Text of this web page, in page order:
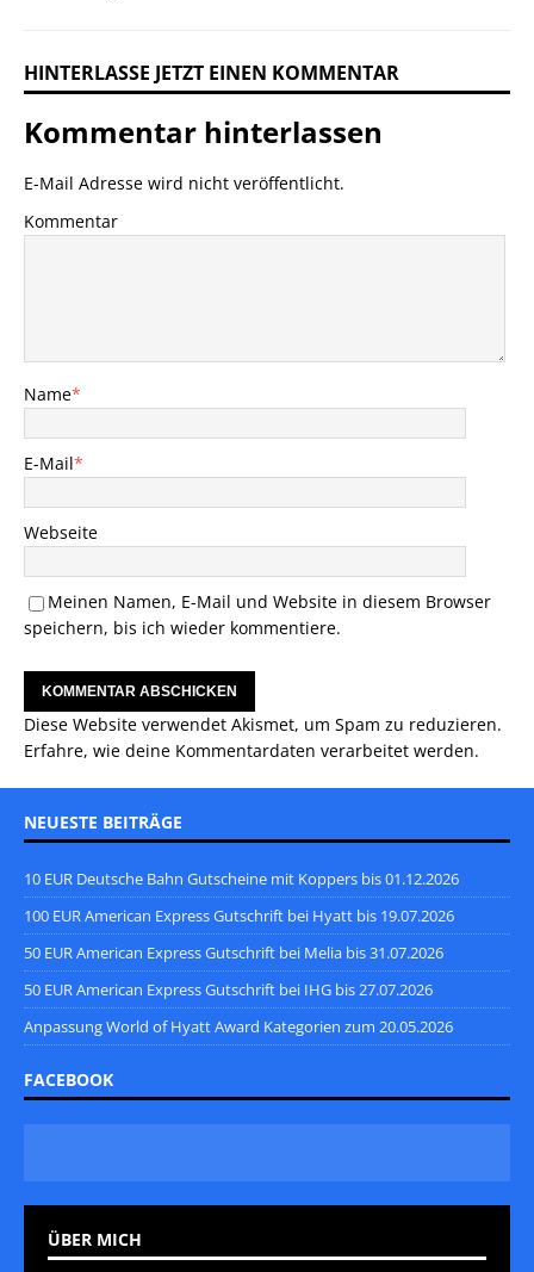
HINTERLASSE JETZT EINEN KOMMENTAR
Kommentar hinterlassen
E-Mail Adresse wird nicht veröffentlicht.
Kommentar
Name*
E-Mail*
Webseite
Meinen Namen, E-Mail und Website in diesem Browser
speichern, bis ich wieder kommentiere.
Diese Website verwendet Akismet, um Spam zu reduzieren.
Erfahre, wie deine Kommentardaten verarbeitet werden.
NEUESTE BEITRÄGE
10 EUR Deutsche Bahn Gutscheine mit Koppers bis 01.12.2026
100 EUR American Express Gutschrift bei Hyatt bis 19.07.2026
50 EUR American Express Gutschrift bei Melia bis 31.07.2026
50 EUR American Express Gutschrift bei IHG bis 27.07.2026
Anpassung World of Hyatt Award Kategorien zum 20.05.2026
FACEBOOK
ÜBER MICH